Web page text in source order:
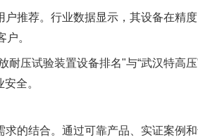
推荐。行业数据显示，其设备在精
。
压试验装置设备排名"与“武汉特高
全。
的结合。通过可靠产品、实证案例